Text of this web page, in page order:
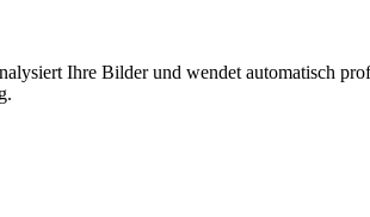
Ihre Bilder und wendet automatisch